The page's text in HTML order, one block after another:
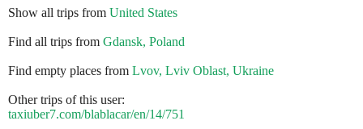
Show all trips from United States
Find all trips from Gdansk, Poland
Find empty places from Lvov, Lviv Oblast, Ukraine
Other trips of this user:
taxiuber7.com/blablacar/en/14/751